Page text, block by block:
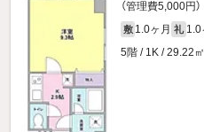
（管理費5,000円）
敷 1.0ヶ月 礼 1.0
5階 / 1K / 29.22㎡